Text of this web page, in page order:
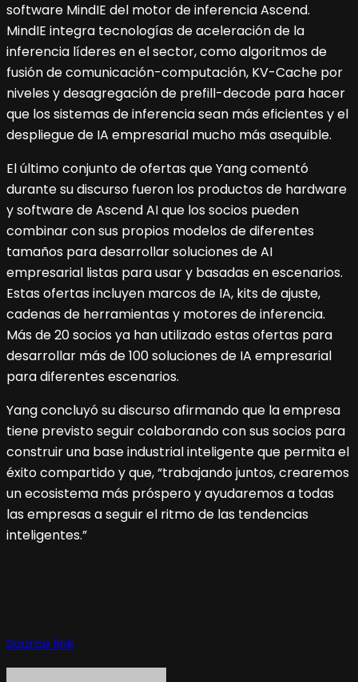
software MindIE del motor de inferencia Ascend.
MindIE integra tecnologías de aceleración de la
inferencia líderes en el sector, como algoritmos de
fusión de comunicación-computación, KV-Cache por
niveles y desagregación de prefill-decode para hacer
que los sistemas de inferencia sean más eficientes y el
despliegue de IA empresarial mucho más asequible.
El último conjunto de ofertas que Yang comentó
durante su discurso fueron los productos de hardware
y software de Ascend AI que los socios pueden
combinar con sus propios modelos de diferentes
tamaños para desarrollar soluciones de AI
empresarial listas para usar y basadas en escenarios.
Estas ofertas incluyen marcos de IA, kits de ajuste,
cadenas de herramientas y motores de inferencia.
Más de 20 socios ya han utilizado estas ofertas para
desarrollar más de 100 soluciones de IA empresarial
para diferentes escenarios.
Yang concluyó su discurso afirmando que la empresa
tiene previsto seguir colaborando con sus socios para
construir una base industrial inteligente que permita el
éxito compartido y que, “trabajando juntos, crearemos
un ecosistema más próspero y ayudaremos a todas
las empresas a seguir el ritmo de las tendencias
inteligentes.”
de
entradas
Source link